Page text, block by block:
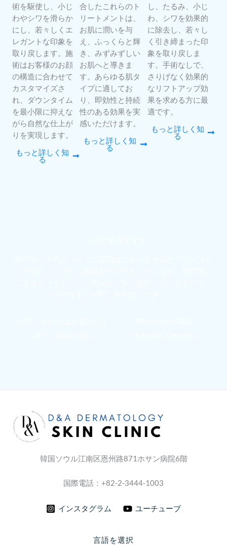
術を駆使し、小じ
わやシワを滑らか
にし、若々しくエ
レガントな印象を
取り戻します。施
術はお客様のお顔
の構造に合わせて
カスタマイズさ
れ、ダウンタイム
を最小限に抑えな
がら自然な仕上が
りを実現します。
もっと詳しく知
る
合したこれらのト
リートメントは、
お肌に潤いを与
え、ふっくらと輝
き、みずみずしい
お肌へと導きま
す。あらゆる肌タ
イプに適してお
り、即効性と持続
性のある効果を実
感いただけます。
もっと詳しく知
る
し、たるみ、小じ
わ、シワを効果的
に除去し、若々し
く引き締まった印
象を取り戻しま
す。手術なしで、
さりげなく効果的
なリフトアップ効
果を求める方に最
適です。
もっと詳しく知
る
韓国ソウル江南区恩州路871ホサン病院6階
国際電話：+82-2-3444-1003
インスタグラム ユーチューブ
言語を選択